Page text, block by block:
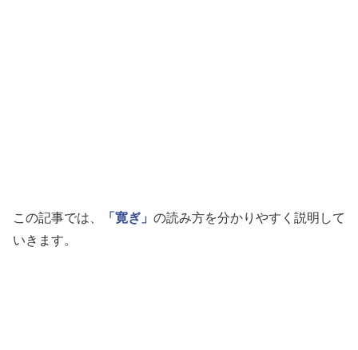
この記事では、 「寛ぎ」 の読み方を分かりやすく説明して
いきます。